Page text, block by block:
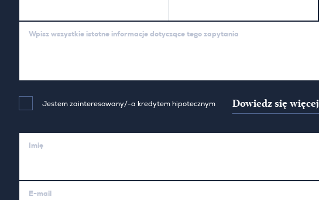
Wpisz wszystkie istotne informacje dotyczące tego zapytania
Jestem zainteresowany/-a kredytem hipotecznym Dowiedz się więcej
Imię
E-mail